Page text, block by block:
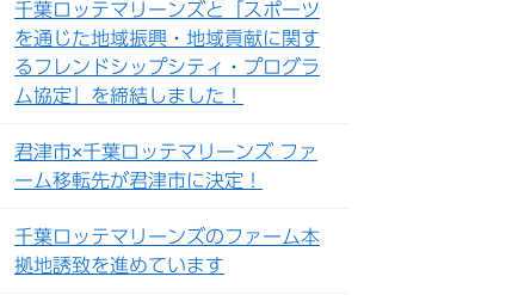
千葉ロッテマリーンズと「スポーツ
を通じた地域振興・地域貢献に関す
るフレンドシップシティ・プログラ
ム協定」を締結しました！
君津市×千葉ロッテマリーンズ ファ
ーム移転先が君津市に決定！
千葉ロッテマリーンズのファーム本
拠地誘致を進めています